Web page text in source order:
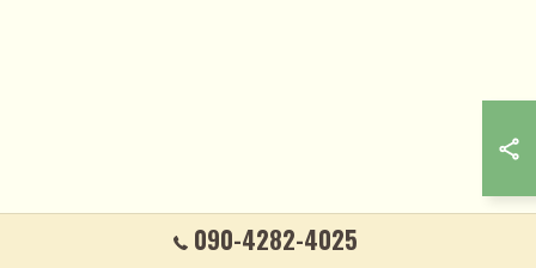
090-4282-4025